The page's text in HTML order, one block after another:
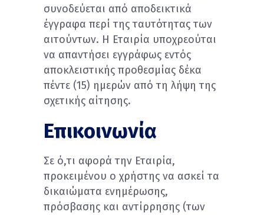
συνοδεύεται από αποδεικτικά
έγγραφα περί της ταυτότητας των
αιτούντων. Η Εταιρία υποχρεούται
να απαντήσει εγγράφως εντός
αποκλειστικής προθεσμίας δέκα
πέντε (15) ημερών από τη λήψη της
σχετικής αίτησης.
Επικοινωνία
Σε ό,τι αφορά την Εταιρία,
προκειμένου ο χρήστης να ασκεί τα
δικαιώματα ενημέρωσης,
πρόσβασης και αντίρρησης (των